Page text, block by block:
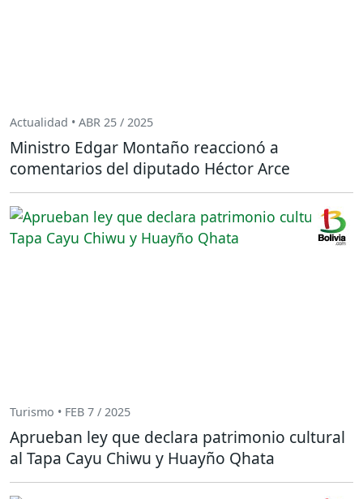
Actualidad • ABR 25 / 2025
Ministro Edgar Montaño reaccionó a
comentarios del diputado Héctor Arce
Turismo • FEB 7 / 2025
Aprueban ley que declara patrimonio cultural
al Tapa Cayu Chiwu y Huayño Qhata